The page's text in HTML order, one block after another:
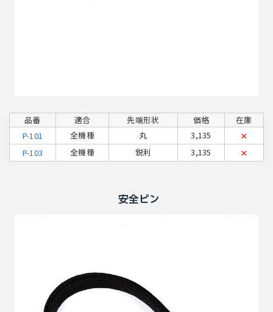
品番 適合 先端形状 価格
在庫
P-101
全機種 丸 3,135
×
P-103
全機種 鋭利 3,135 ×
安全ピン